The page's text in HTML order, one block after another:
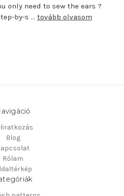
only need to sew the ears ?
by-s … tovább olvasom
Blog
Rólam